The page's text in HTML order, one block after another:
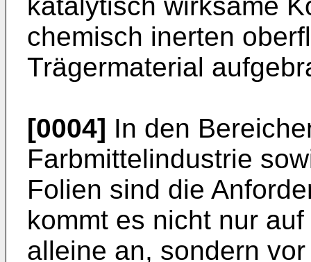
chemisch inerten
Trägermaterial
[0004] In den
Farbmittelindustrie
Folien sind die
kommt es nicht nur
alleine an, sondern